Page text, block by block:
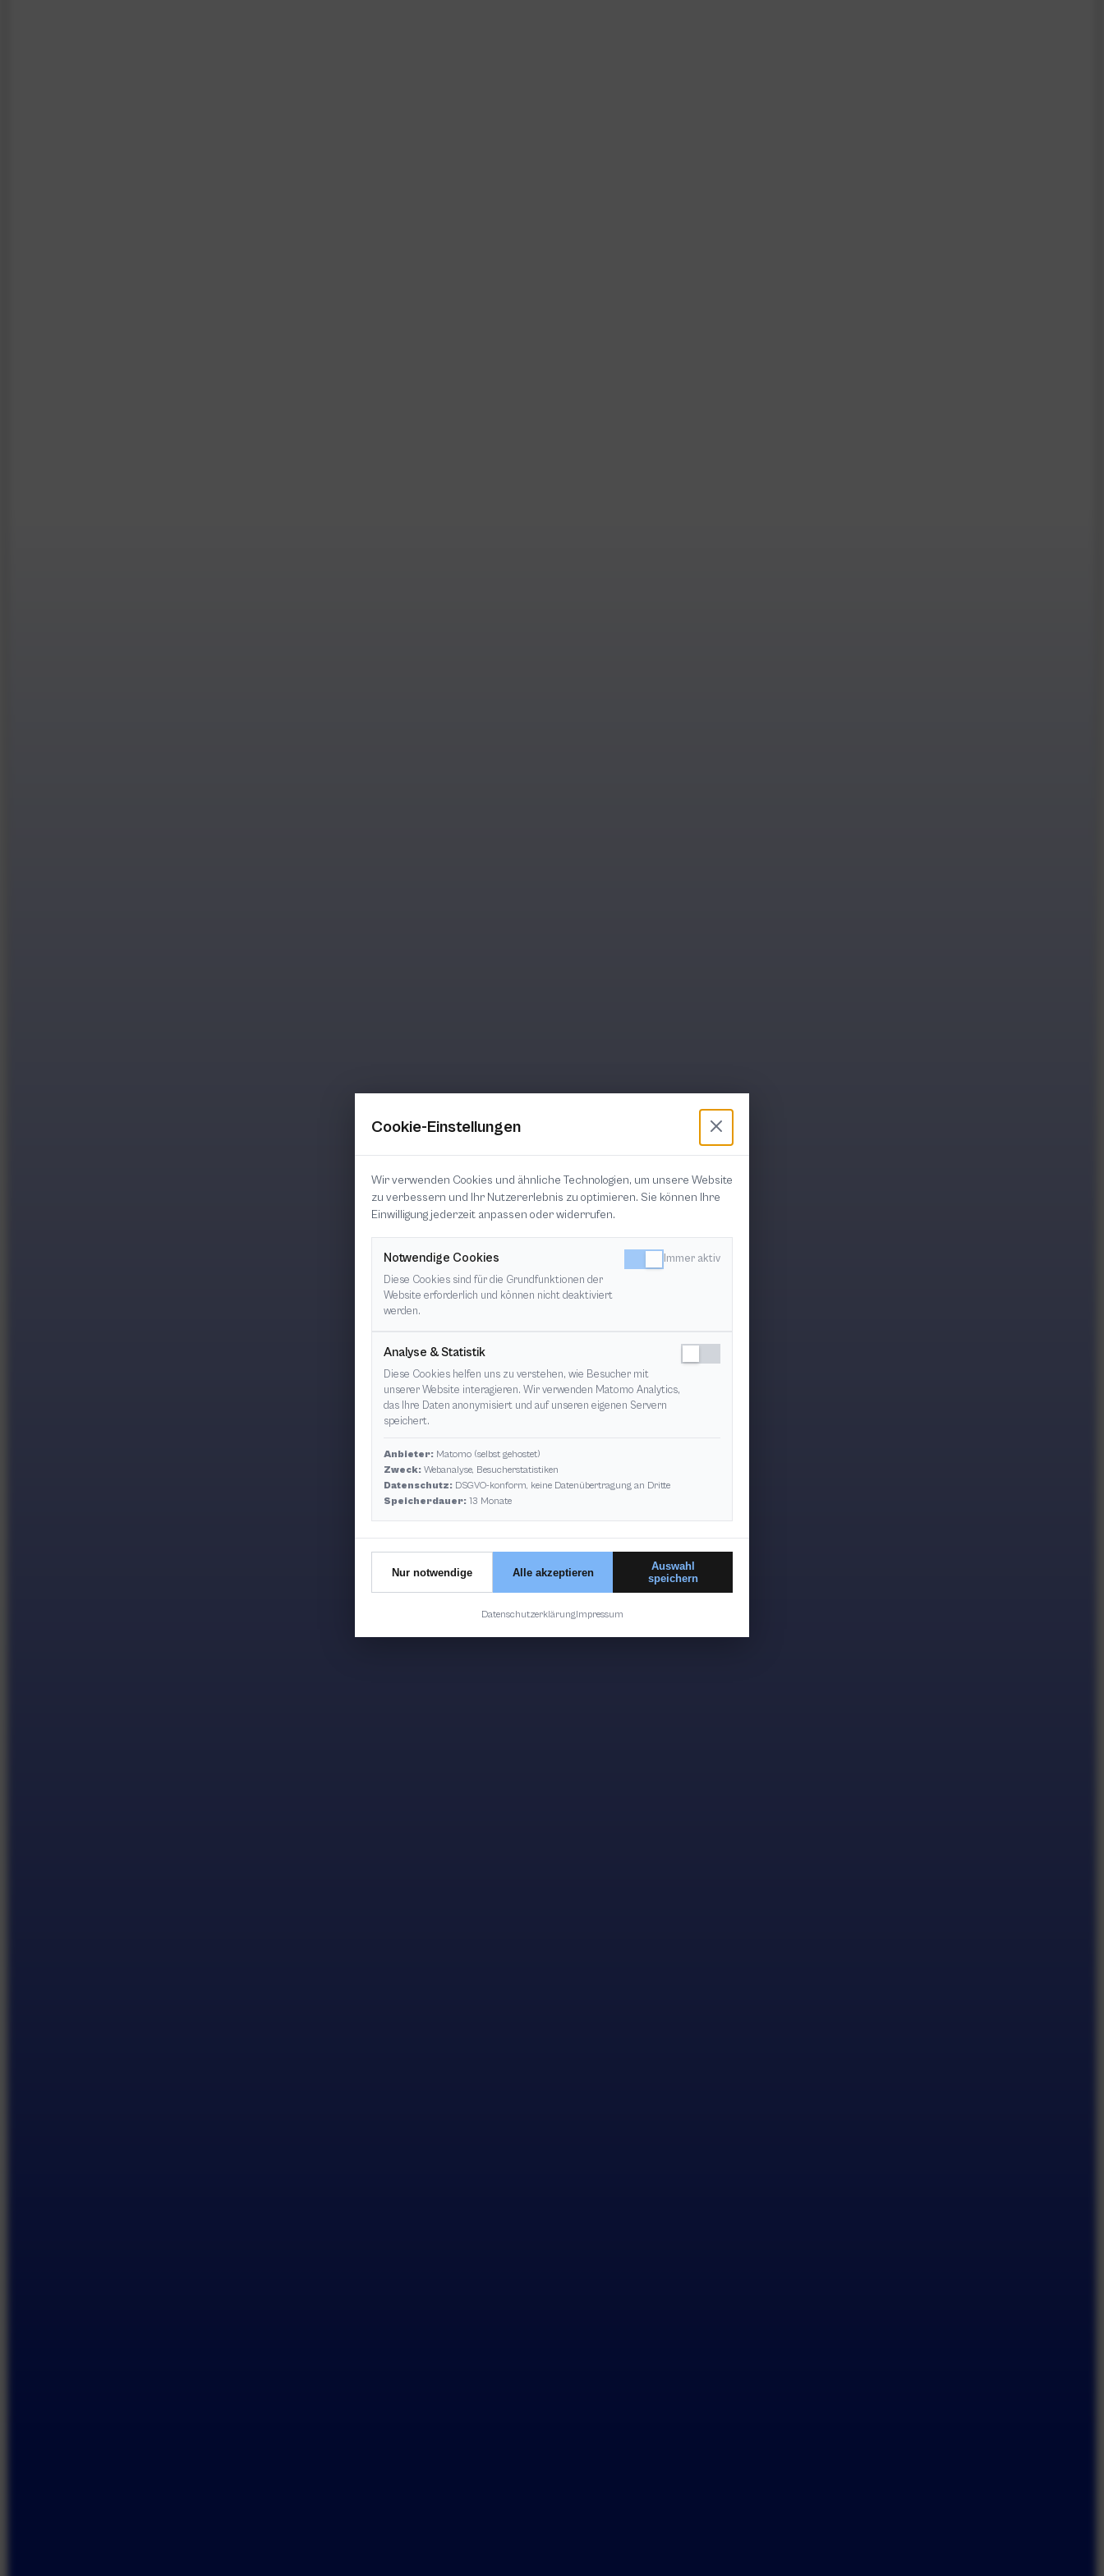
Cookie-Einstellungen
Wir verwenden Cookies und ähnliche Technologien, um unsere Website
zu verbessern und Ihr Nutzererlebnis zu optimieren. Sie können Ihre
Einwilligung jederzeit anpassen oder widerrufen.
Notwendige Cookies
Diese Cookies sind für die Grundfunktionen der
Website erforderlich und können nicht deaktiviert
werden.
Immer aktiv
Analyse & Statistik
Diese Cookies helfen uns zu verstehen, wie Besucher mit
unserer Website interagieren. Wir verwenden Matomo Analytics,
das Ihre Daten anonymisiert und auf unseren eigenen Servern
speichert.
Anbieter: Matomo (selbst gehostet)
Zweck: Webanalyse, Besucherstatistiken
Datenschutz: DSGVO-konform, keine Datenübertragung an Dritte
Speicherdauer: 13 Monate
Nur notwendige Alle akzeptieren
Auswahl
speichern
DatenschutzerklärungImpressum